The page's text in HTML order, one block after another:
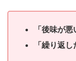
「後味が悪
「繰り返し